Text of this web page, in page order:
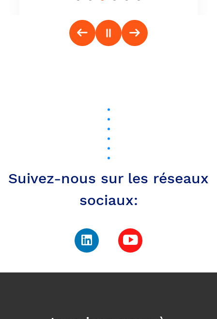
Suivez-nous sur les réseaux
sociaux: